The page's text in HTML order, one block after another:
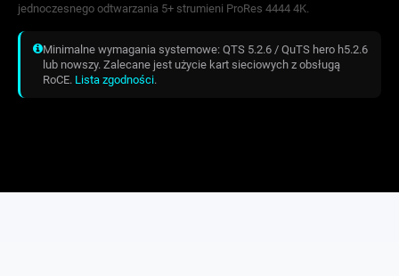
jednoczesnego odtwarzania 5+ strumieni ProRes 4444 4K.
Minimalne wymagania systemowe: QTS 5.2.6 / QuTS hero h5.2.6
lub nowszy. Zalecane jest użycie kart sieciowych z obsługą
RoCE. Lista zgodności.